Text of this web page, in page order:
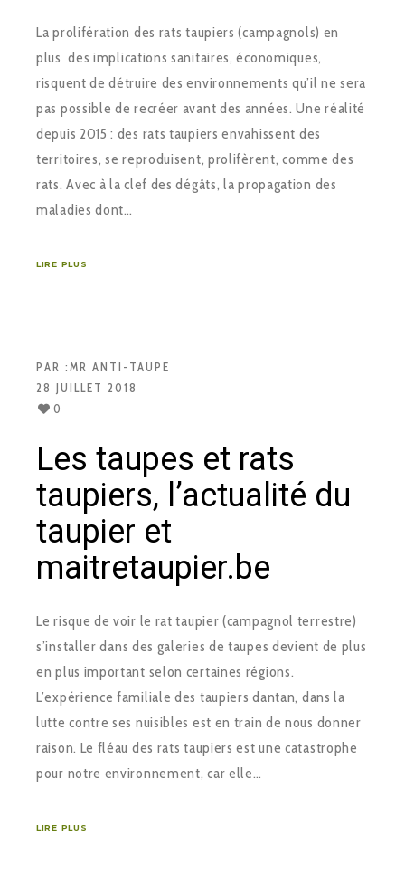
La prolifération des rats taupiers (campagnols) en
plus des implications sanitaires, économiques,
risquent de détruire des environnements qu’il ne sera
pas possible de recréer avant des années. Une réalité
depuis 2015 : des rats taupiers envahissent des
territoires, se reproduisent, prolifèrent, comme des
rats. Avec à la clef des dégâts, la propagation des
maladies dont…
LIRE PLUS
PAR :MR ANTI-TAUPE
28 JUILLET 2018
0
Les taupes et rats
taupiers, l’actualité du
taupier et
maitretaupier.be
Le risque de voir le rat taupier (campagnol terrestre)
s’installer dans des galeries de taupes devient de plus
en plus important selon certaines régions.
L’expérience familiale des taupiers dantan, dans la
lutte contre ses nuisibles est en train de nous donner
raison. Le fléau des rats taupiers est une catastrophe
pour notre environnement, car elle…
LIRE PLUS